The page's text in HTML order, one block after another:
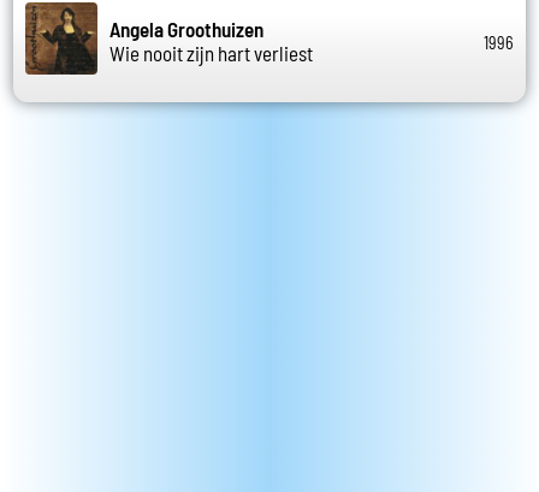
Angela Groothuizen
Wie nooit zijn hart verliest
1996